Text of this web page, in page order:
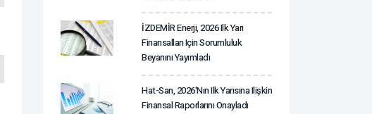
İZDEMİR Enerji, 2026 Ilk Yarı
Finansalları Için Sorumluluk
Beyanını Yayımladı
Hat-San, 2026'nın Ilk Yarısına Ilişkin
Finansal Raporlarını Onayladı